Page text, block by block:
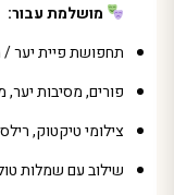
מושלמת עבור:
תחפושת פיית יער
פורים, מסיבות יער,
צילומי טיקטוק,
שילוב עם שמלות